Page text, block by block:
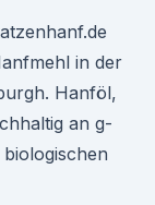
in der
Hanföl,
an g-